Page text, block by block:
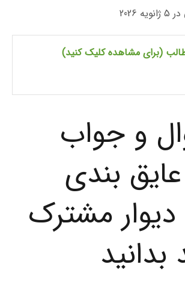
(برای مشاهده کلیک کنید)
و جواب
عایق بندی
مشترک
بدانید